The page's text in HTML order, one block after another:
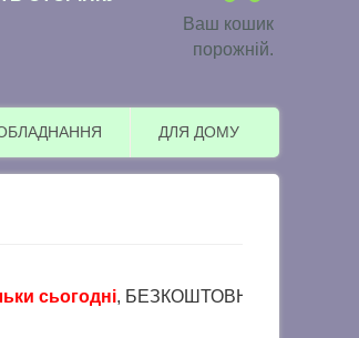
Ваш кошик
порожній.
ДЛЯ ДОМУ
, БЕЗКОШТОВНА доставка в